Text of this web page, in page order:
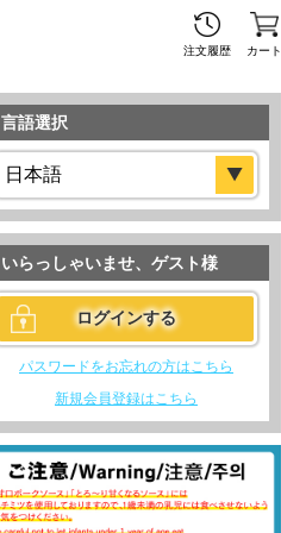
注文履歴 カート
言語選択
いらっしゃいませ、 ゲスト様
パスワードをお忘れの方はこちら
新規会員登録はこちら